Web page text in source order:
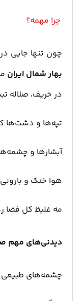
چرا مهمه؟
چون تنها جایی
بهار شمال ایران
در خریف، صلاله
تپه‌ها و دشت‌ها
آبشارها و
هوا خنک و
مه غلیظ کل فضا
دیدنی‌های مهم
چشمه‌های طبیعی